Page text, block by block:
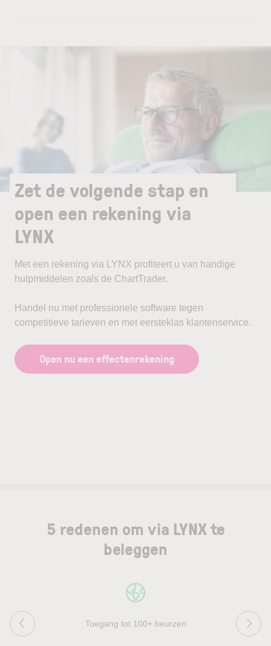
Zet de volgende stap en
open een rekening via
LYNX
Met een rekening via LYNX profiteert u van handige
hulpmiddelen zoals de ChartTrader.
Handel nu met professionele software tegen
competitieve tarieven en met eersteklas klantenservice.
Open nu een effectenrekening
5 redenen om via LYNX te
beleggen
Toegang tot 100+ beurzen